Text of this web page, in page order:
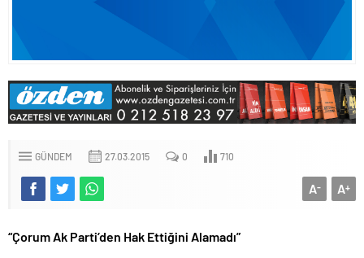
GÜNDEM 27.03.2015 0 710
A+
A-
“Çorum Ak Parti’den Hak Ettiğini Alamadı”